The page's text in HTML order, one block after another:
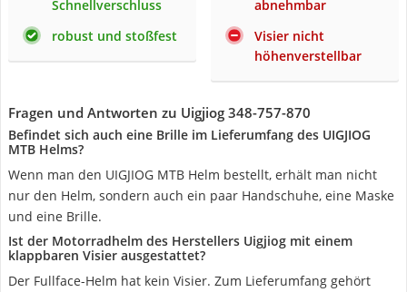
Schnellverschluss
robust und stoßfest
abnehmbar
Visier nicht
höhenverstellbar
Fragen und Antworten zu Uigjiog 348-757-870
Befindet sich auch eine Brille im Lieferumfang des UIGJIOG
MTB Helms?
Wenn man den UIGJIOG MTB Helm bestellt, erhält man nicht
nur den Helm, sondern auch ein paar Handschuhe, eine Maske
und eine Brille.
Ist der Motorradhelm des Herstellers Uigjiog mit einem
klappbaren Visier ausgestattet?
Der Fullface-Helm hat kein Visier. Zum Lieferumfang gehört